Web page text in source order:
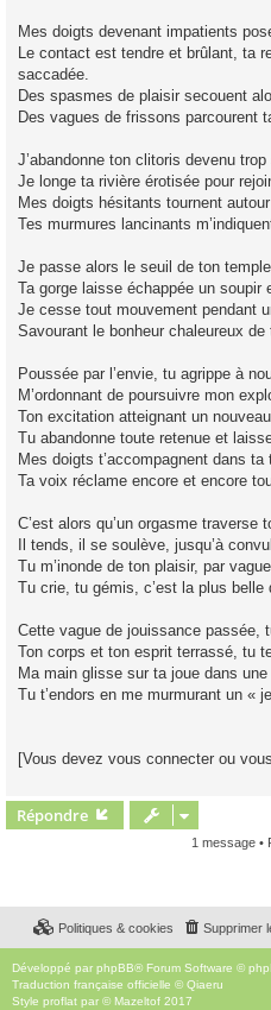
Mes doigts devenant impatients
Le contact est tendre et brûlant, ta
saccadée.
Des spasmes de plaisir secouent
Des vagues de frissons parcourent
J’abandonne ton clitoris devenu
Je longe ta rivière érotisée pour
Mes doigts hésitants tournent
Tes murmures lancinants
Je passe alors le seuil de ton
Ta gorge laisse échappée un soupir
Je cesse tout mouvement pendant
Savourant le bonheur chaleureux de
Poussée par l’envie, tu agrippe à
M’ordonnant de poursuivre mon
Ton excitation atteignant un
Tu abandonne toute retenue et
Mes doigts t’accompagnent dans ta
Ta voix réclame encore et encore
C’est alors qu’un orgasme traverse
Il tends, il se soulève, jusqu’à
Tu m’inonde de ton plaisir, par
Tu crie, tu gémis, c’est la plus belle
Cette vague de jouissance passée,
Ton corps et ton esprit terrassé, tu
Ma main glisse sur ta joue dans
Tu t’endors en me murmurant un «
[Vous devez vous connecter ou
Répondre
1 message •
Supprimer
Politiques & cookies
Développé par phpBB® Forum Software ©
Traduction française officielle ©Qiaeru
Style proflat par © Mazeltof 2017